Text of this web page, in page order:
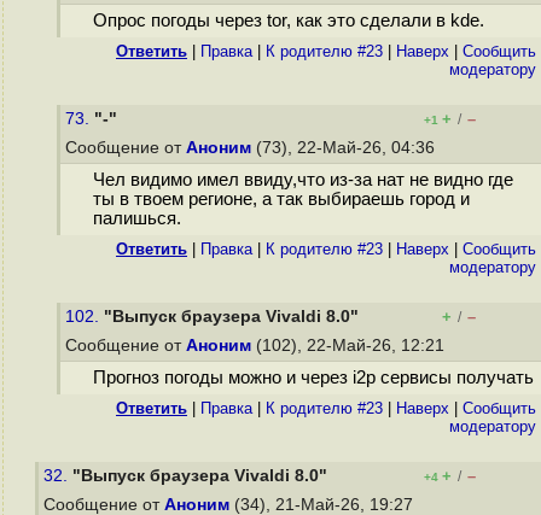
Опрос погоды через tor, как это сделали в kde.
Ответить Правка| К родителю #23 Наверх
Cообщить
модератору
73. "-" +1 + / –
Сообщение от Аноним (73), 22-Май-26, 04:36
Чел видимо имел ввиду,что из-за нат не видно где
ты в твоем регионе, а так выбираешь город и
палишься.
Ответить Правка| К родителю #23 Наверх
Cообщить
модератору
102. "Выпуск браузера Vivaldi 8.0" + / –
Сообщение от Аноним (102), 22-Май-26, 12:21
Прогноз погоды можно и через i2p сервисы получать
Ответить Правка| К родителю #23 Наверх
Cообщить
модератору
32. "Выпуск браузера Vivaldi 8.0" +4 + / –
Сообщение от Аноним (34), 21-Май-26, 19:27